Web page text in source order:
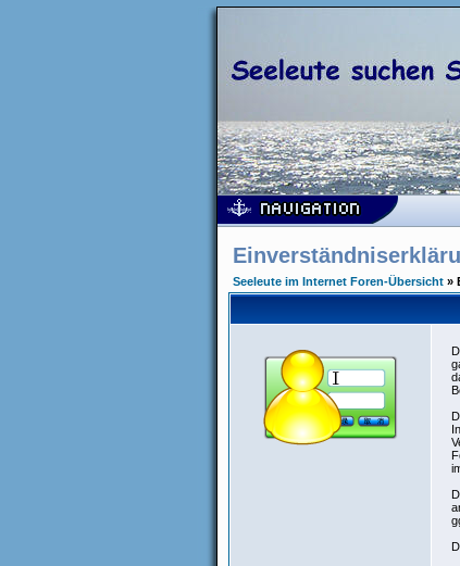
Seeleute im Internet Foren-Übersicht »